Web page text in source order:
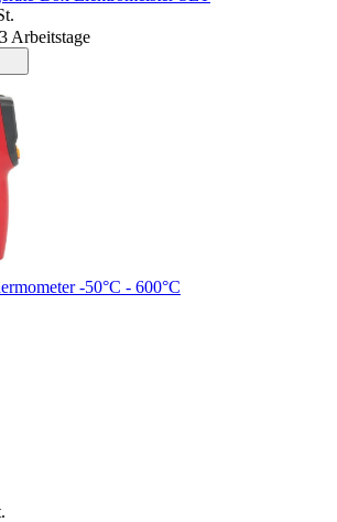
Arbeitstage
-50°C - 600°C